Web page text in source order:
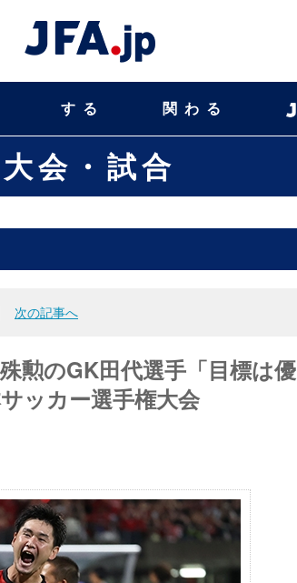
する 関わる
大会・試合
次の記事へ
勲のGK田代選手「目標は優
ッカー選手権大会